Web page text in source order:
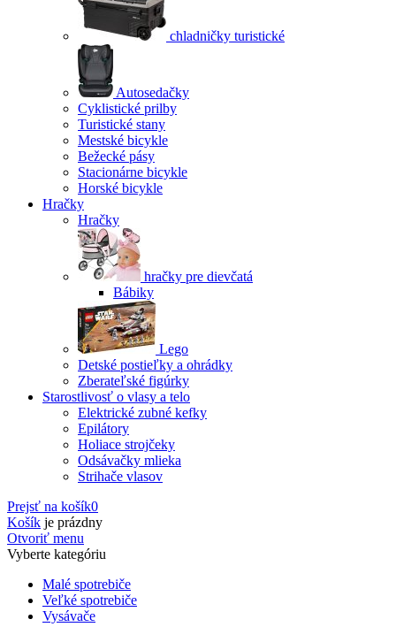
chladničky turistické
Autosedačky
Cyklistické prilby
Turistické stany
Mestské bicykle
Bežecké pásy
Stacionárne bicykle
Horské bicykle
Hračky
Hračky
hračky pre dievčatá
Bábiky
Lego
Detské postieľky a ohrádky
Zberateľské figúrky
Starostlivosť o vlasy a telo
Elektrické zubné kefky
Epilátory
Holiace strojčeky
Odsávačky mlieka
Strihače vlasov
Prejsť na košík0
Košík je prázdny
Otvoriť menu
Vyberte kategóriu
Malé spotrebiče
Veľké spotrebiče
Vysávače